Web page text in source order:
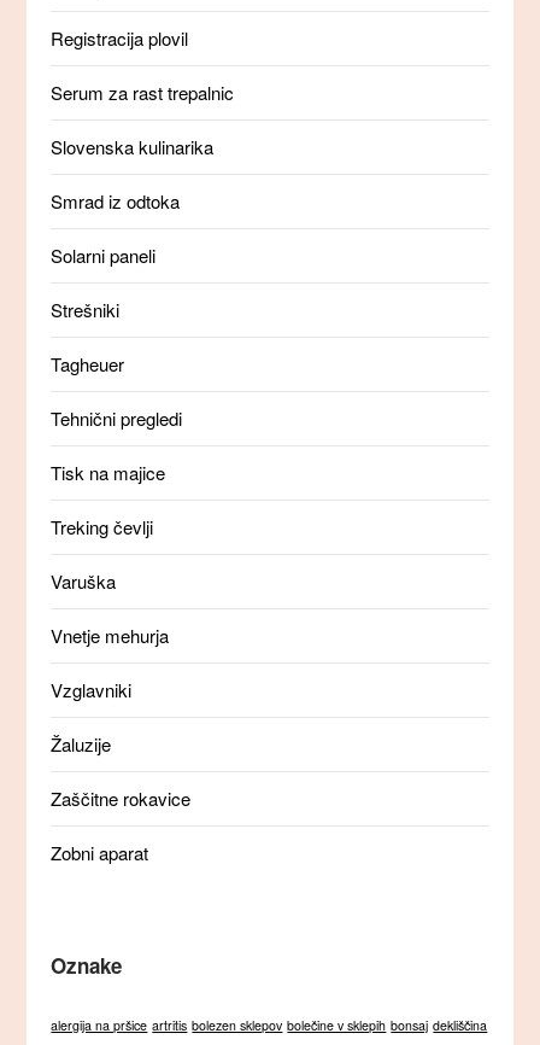
Registracija plovil
Serum za rast trepalnic
Slovenska kulinarika
Smrad iz odtoka
Solarni paneli
Strešniki
Tagheuer
Tehnični pregledi
Tisk na majice
Treking čevlji
Varuška
Vnetje mehurja
Vzglavniki
Žaluzije
Zaščitne rokavice
Zobni aparat
Oznake
alergija na pršice artritis bolezen sklepov bolečine v sklepih bonsaj dekliščina